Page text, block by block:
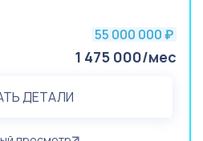
55 000 000 ₽
1 475 000/мес
ДЕТАЛИ